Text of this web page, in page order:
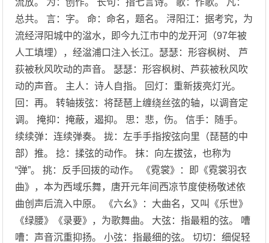
流放。 为：创作。 长句：指七言诗。 歌：作歌。 凡：
总共。 言：字。 命：命名，题名。 浔阳江：据考究，为
流经浔阳城中的湓水，即今九江市中的龙开河（97年被
人工填埋），经湓浦口注入长江。瑟瑟：形容枫树、 芦
荻被秋风吹动的声音。 瑟瑟：形容枫树、芦荻被秋风吹
动的声音。 主人：诗人自指。 回灯：重新拨亮灯光。
回：再。 转轴拨弦：将琵琶上缠绕丝弦的轴，以调音定
调。 掩抑：掩蔽，遏抑。 思：悲，伤。 信手：随手。
续续弹：连续弹奏。 拢：左手手指按弦向里（琵琶的中
部）推。 捻：揉弦的动作。 抹：向左拔弦，也称为
“弹”。 挑：反手回拨的动作。 《霓裳》：即《霓裳羽衣
曲》，本为西域乐舞，唐开元年间西凉节度使杨敬述依
曲创声后流入中原。 《六幺》：大曲名，又叫《乐世》
《绿腰》《录要》，为歌舞曲。 大弦：指最粗的弦。 嘈
嘈：声音沉重抑扬。 小弦：指最细的弦。 切切：细促轻